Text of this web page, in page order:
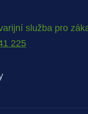
služba pro
225